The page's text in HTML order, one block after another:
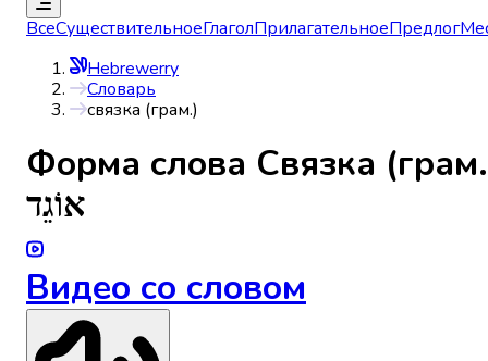
ВсеСуществительноеГлаголПрилагательноеПредлог
Hebrewerry
Словарь
связка (грам.)
Форма слова Связка
אוֹגֵד
Видео со словом